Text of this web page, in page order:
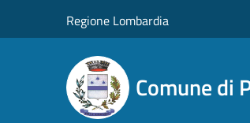
Regione Lombardia
Comune di